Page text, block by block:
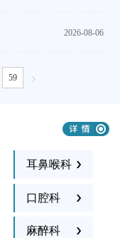
2026-08-06
59 >
耳鼻喉科
口腔科
麻醉科